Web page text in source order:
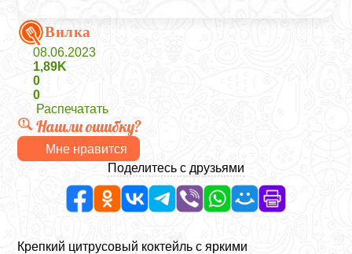
Вилка
08.06.2023
1,89K
0
0
Распечатать
Нашли ошибку?
Мне нравится
Поделитесь с друзьями
Крепкий цитрусовый коктейль с яркими